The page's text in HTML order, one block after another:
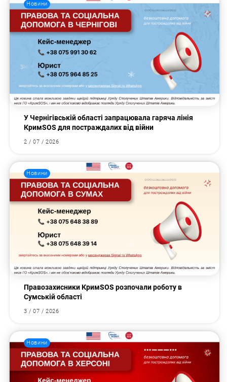
Новини
У Чернігівській області запрацювала гаряча лінія
КримSOS для постраждалих від війни
2 / 07 / 2026
Новини
Правозахисники КримSOS розпочали роботу в
Сумській області
3 / 07 / 2026
Новини